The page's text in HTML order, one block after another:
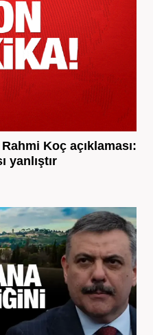
Koç açıklaması:
yanlıştır